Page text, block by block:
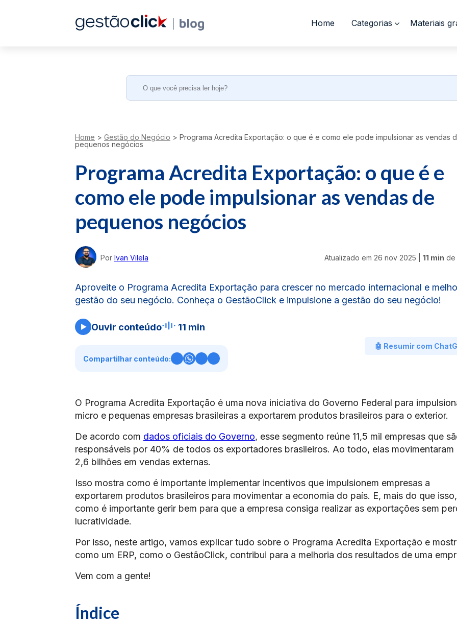
Home Categorias Materiais
Search
Home > Gestão do Negócio > Programa Acredita Exportação: o que é e como ele pode impulsionar as vendas
pequenos negócios
Programa Acredita Exportação: o que é e
como ele pode impulsionar as vendas de
pequenos negócios
Por Ivan Vilela Atualizado em 26 nov 2025 11 min de
Aproveite o Programa Acredita Exportação para crescer no mercado internacional e
gestão do seu negócio. Conheça o GestãoClick e impulsione a gestão do seu negócio!
Ouvir conteúdo 11 min
🤖 Resumir com
Compartilhar conteúdo:
O Programa Acredita Exportação é uma nova iniciativa do Governo Federal para
micro e pequenas empresas brasileiras a exportarem produtos brasileiros para o exterior.
De acordo com dados oficiais do Governo, esse segmento reúne 11,5 mil empresas que
responsáveis por 40% de todos os exportadores brasileiros. Ao todo, elas movimentaram
2,6 bilhões em vendas externas.
Isso mostra como é importante implementar incentivos que impulsionem empresas a
exportarem produtos brasileiros para movimentar a economia do país. E, mais do que isso,
como é importante gerir bem para que a empresa consiga realizar as exportações sem
lucratividade.
Por isso, neste artigo, vamos explicar tudo sobre o Programa Acredita Exportação e
como um ERP, como o GestãoClick, contribui para a melhoria dos resultados de uma
Vem com a gente!
Índice